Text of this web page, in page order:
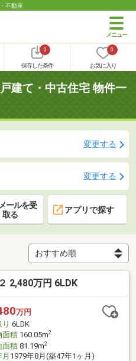
不動産
0
保存した条件
0
お気に入り
建て・中古住宅 物件一
変更する
変更する
ールを受
取る
アプリで探す
2,480万円 6LDK
万円
り 6LDK
面積160.05m2
面積81.19m2
1979年8月(築47年1ヶ月)